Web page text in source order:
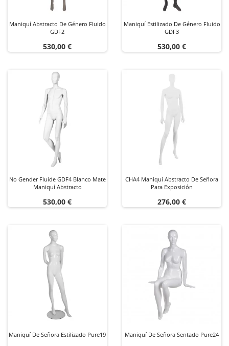
Maniquí Abstracto De Género Fluido
GDF2
Precio
530,00 €
Maniquí Estilizado De Género Fluido
GDF3
Precio
530,00 €
No Gender Fluide GDF4 Blanco Mate
Maniquí Abstracto
Precio
530,00 €
CHA4 Maniquí Abstracto De Señora
Para Exposición
Precio
276,00 €
Maniquí De Señora Estilizado Pure19 Maniquí De Señora Sentado Pure24